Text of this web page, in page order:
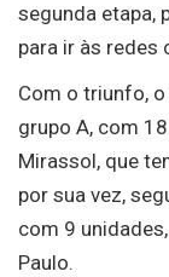
segunda etapa,
para ir às redes
Com o triunfo,
grupo A, com
Mirassol, que
por sua vez,
com 9
Paulo.